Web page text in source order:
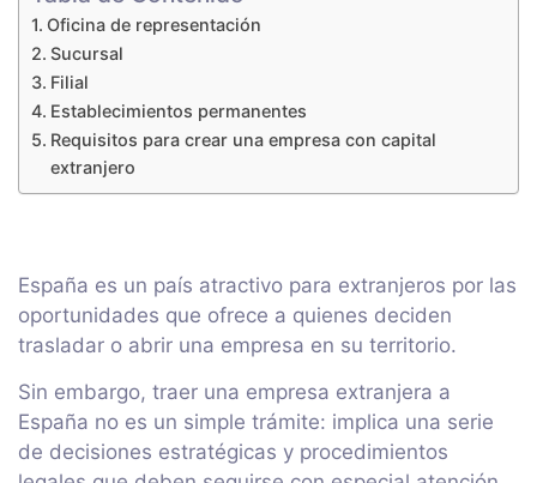
Oficina de representación
Sucursal
Filial
Establecimientos permanentes
Requisitos para crear una empresa con capital
extranjero
España es un país atractivo para extranjeros por las
oportunidades que ofrece a quienes deciden
trasladar o abrir una empresa en su territorio.
Sin embargo, traer una empresa extranjera a
España no es un simple trámite: implica una serie
de decisiones estratégicas y procedimientos